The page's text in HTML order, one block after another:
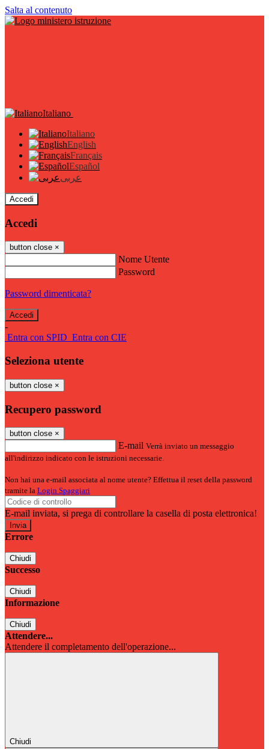
Salta al contenuto
Italiano
Italiano
English
Français
Español
عربى
Accedi
Accedi
button close ×
Nome Utente
Password
Password dimenticata?
-
Entra con SPID Entra con CIE
Seleziona utente
button close ×
Recupero password
button close ×
E-mail Verrà inviato un messaggio
all'indirizzo indicato con le istruzioni necessarie.
Non hai una e-mail associata al nome utente? Effettua il reset della password
tramite la Login Spaggiari
E-mail inviata, si prega di controllare la casella di posta elettronica!
Errore
Chiudi
Successo
Chiudi
Informazione
Chiudi
Attendere...
Attendere il completamento dell'operazione...
Chiudi